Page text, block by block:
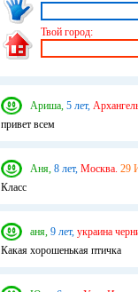
Твой город:
Ариша, 5 лет,
привет всем
Аня, 8 лет, Москва. 29
Класс
аня, 9 лет, украина
Какая хорошенькая птичка